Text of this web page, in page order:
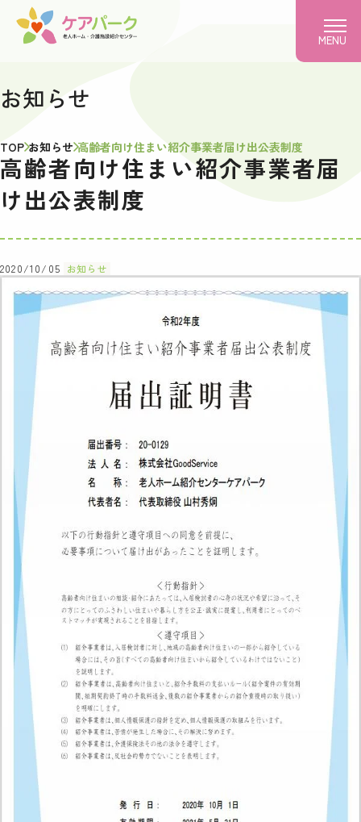
MENU
お知らせ
TOP お知らせ 高齢者向け住まい紹介事業者届け出公表制度
高齢者向け住まい紹介事業者届
け出公表制度
2020/10/05 お知らせ